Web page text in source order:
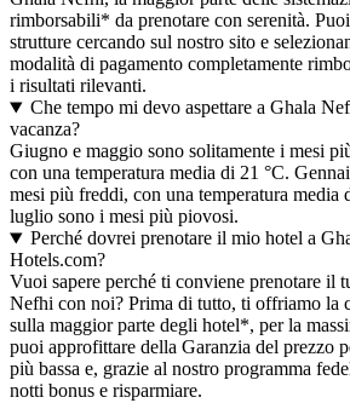
rimborsabili* da prenotare con serenità.
strutture cercando sul nostro sito e
modalità di pagamento completamente
i risultati rilevanti.
Che tempo mi devo aspettare a Ghala
vacanza?
Giugno e maggio sono solitamente i mesi
con una temperatura media di 21 °C.
mesi più freddi, con una temperatura media
luglio sono i mesi più piovosi.
Perché dovrei prenotare il mio hotel a
Hotels.com?
Vuoi sapere perché ti conviene prenotare il
Nefhi con noi? Prima di tutto, ti offriamo la
sulla maggior parte degli hotel*, per la
puoi approfittare della Garanzia del prezzo
più bassa e, grazie al nostro programma
notti bonus e risparmiare.